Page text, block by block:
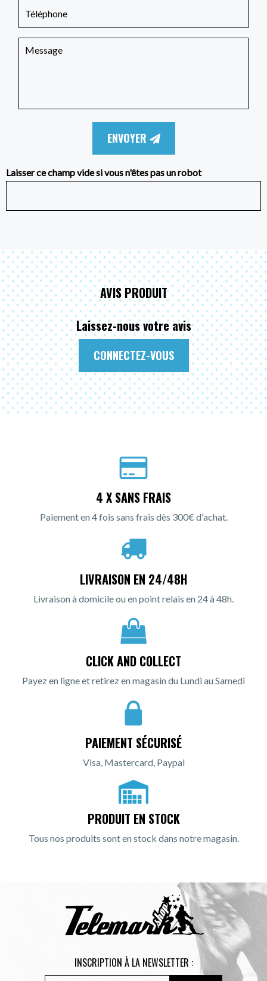
ENVOYER
Laisser ce champ vide si vous n'êtes pas un robot
AVIS PRODUIT
Laissez-nous votre avis
CONNECTEZ-VOUS
4 X SANS FRAIS
Paiement en 4 fois sans frais dès 300€ d'achat.
LIVRAISON EN 24/48H
Livraison à domicile ou en point relais en 24 à 48h.
CLICK AND COLLECT
Payez en ligne et retirez en magasin du Lundi au Samedi
PAIEMENT SÉCURISÉ
Visa, Mastercard, Paypal
PRODUIT EN STOCK
Tous nos produits sont en stock dans notre magasin.
INSCRIPTION À LA NEWSLETTER :